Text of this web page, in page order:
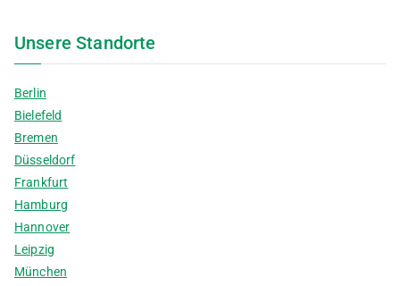
Unsere Standorte
Berlin
Bielefeld
Bremen
Düsseldorf
Frankfurt
Hamburg
Hannover
Leipzig
München